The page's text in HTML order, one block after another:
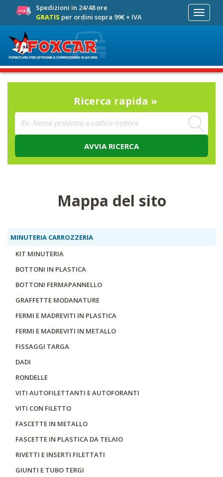
Spedizioni in 24/48 ore
GRATIS per ordini sopra 99€ + IVA
Toggle
Ricerca rapida »
AVVIA RICERCA
Mappa del sito
MINUTERIA CARROZZERIA
KIT MINUTERIA
BOTTONI IN PLASTICA
BOTTONI FERMAPANNELLO
GRAFFETTE MODANATURE
FERMI E MADREVITI IN PLASTICA
FERMI E MADREVITI IN METALLO
FISSAGGI TARGA
DADI
RONDELLE
VITI AUTOFILETTANTI E AUTOFORANTI
VITI CON FILETTO
FASCETTE IN METALLO
FASCETTE IN PLASTICA DA TELAIO
RIVETTI E INSERTI FILETTATI
GIUNTI E TUBO TERGI